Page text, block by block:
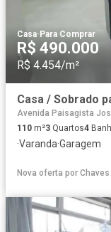
Casa· Para Comprar
R$ 490.000
R$ 4.454/m²
Avenida Paisagista
110 m²3 Quartos4
·Varanda·Garagem
Nova oferta por